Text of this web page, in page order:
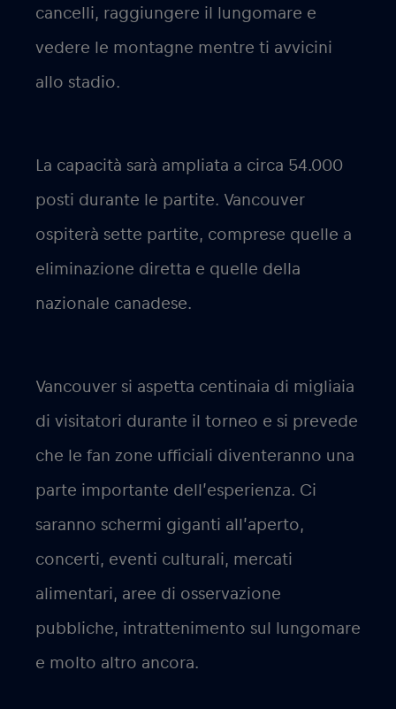
cancelli, raggiungere il lungomare e
vedere le montagne mentre ti avvicini
allo stadio.
La capacità sarà ampliata a circa 54.000
posti durante le partite. Vancouver
ospiterà sette partite, comprese quelle a
eliminazione diretta e quelle della
nazionale canadese.
Vancouver si aspetta centinaia di migliaia
di visitatori durante il torneo e si prevede
che le fan zone ufficiali diventeranno una
parte importante dell’esperienza. Ci
saranno schermi giganti all’aperto,
concerti, eventi culturali, mercati
alimentari, aree di osservazione
pubbliche, intrattenimento sul lungomare
e molto altro ancora.